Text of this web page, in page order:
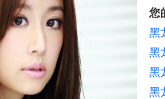
您
黑
黑
黑
黑